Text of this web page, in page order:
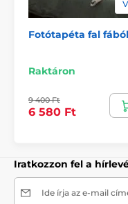
2) Motívumhoz
A 270 cm magas
mérethez igazodik,
része hiányzik. A
megtekintheti a
49 cm széles
Méretek (cm-ben):
Fotótapéta fal fából
Raktáron
9 400 Ft
6 580 Ft
Iratkozzon fel a
Ide írja az e-mail